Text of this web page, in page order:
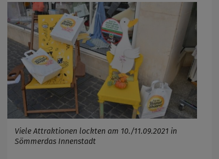
Viele Attraktionen lockten am 10./11.09.2021 in
Sömmerdas Innenstadt